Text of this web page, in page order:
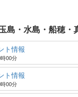
島・水島・船穂
ト情報
00分
ト情報
00分